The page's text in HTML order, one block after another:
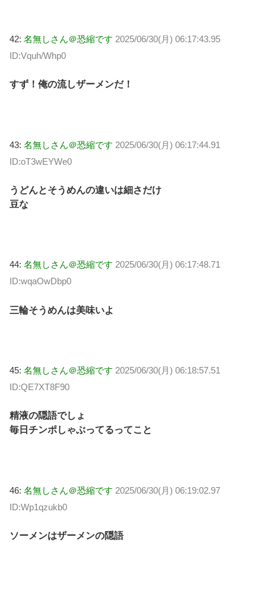
42: 名無しさん＠恐縮です 2025/06/30(月) 06:17:43.95
ID:Vquh/Whp0
すず！俺の流しザーメンだ！
43: 名無しさん＠恐縮です 2025/06/30(月) 06:17:44.91
ID:oT3wEYWe0
うどんとそうめんの違いは細さだけ
豆な
44: 名無しさん＠恐縮です 2025/06/30(月) 06:17:48.71
ID:wqaOwDbp0
三輪そうめんは美味いよ
45: 名無しさん＠恐縮です 2025/06/30(月) 06:18:57.51
ID:QE7XT8F90
精液の隠語でしょ
毎日チンポしゃぶってるってこと
46: 名無しさん＠恐縮です 2025/06/30(月) 06:19:02.97
ID:Wp1qzukb0
ソーメンはザーメンの隠語